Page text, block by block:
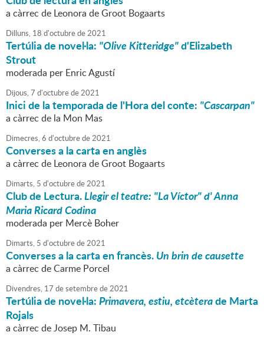
a càrrec de Leonora de Groot Bogaarts
Dilluns, 18 d'octubrede2021
Tertúlia de novel·la: "Olive Kitteridge"d'Elizabeth
Strout
moderada per Enric Agustí
Dijous,7 d'octubrede2021
Inici de la temporada de l'Hora del conte: "Cascarpan"
a càrrec de la Mon Mas
Dimecres,6 d'octubrede2021
Converses a la carta en anglès
a càrrec de Leonora de Groot Bogaarts
Dimarts, 5 d'octubrede2021
Club de Lectura.Llegir el teatre: "La Víctor" d' Anna
Maria Ricard Codina
moderada per Mercè Boher
Dimarts, 5 d'octubrede2021
Converses a la carta en francès.Un brin de causette
a càrrec de Carme Porcel
Divendres, 17 desetembrede2021
Tertúlia de novel·la:Primavera, estiu, etcèterade Marta
Rojals
a càrrec de Josep M. Tibau